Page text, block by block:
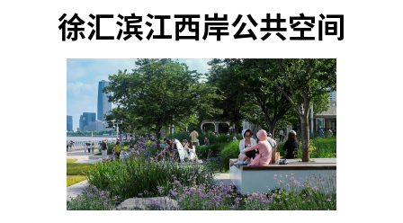
徐汇滨江西岸公共空间